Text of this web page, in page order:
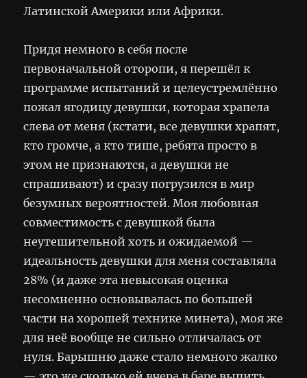
Латинской Америки или Африки.
Придя немного в себя после
первоначальной оторопи, я перешёл к
программе испытаний и целеустремлённо
пожал ягодицу девушки, которая храпела
слева от меня (кстати, все девушки храпят,
кто громче, а кто тише, ребята просто в
этом не признаются, а девушки не
спрашивают) и сразу погрузился в мир
безумных вероятностей. Моя любовная
совместимость с девушкой была
неутешительной хоть и ожидаемой —
идеальность девушки для меня составляла
28% (и даже эта невысокая оценка
несомненно основывалась по большей
части на хорошей технике минета), моя же
для неё вообще не сильно отличалась от
нуля. Барышню даже стало немного жалко